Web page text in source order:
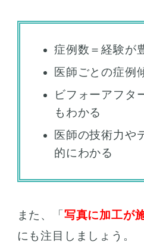
症例数＝経験が
医師ごとの症例
ビフォーアフタ
もわかる
医師の技術力や
的にわかる
また、「 写真に加工が
にも注目しましょう。